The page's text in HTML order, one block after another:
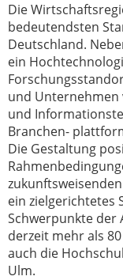
Die
bedeutendsten
Deutschland.
ein
und Unternehmen
und
Branchen-
Die Gestaltung
ein zielgerichtetes
Schwerpunkte der
derzeit mehr als
auch die
Ulm.